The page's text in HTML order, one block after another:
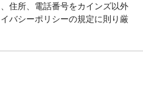
住所、電話番号をカインズ以外
バシーポリシーの規定に則り厳